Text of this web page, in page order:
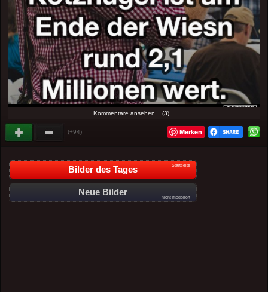
Kommentare ansehen... (3)
(+94) Merken
Bilder des Tages Startseite
Neue Bilder
nicht moderiert